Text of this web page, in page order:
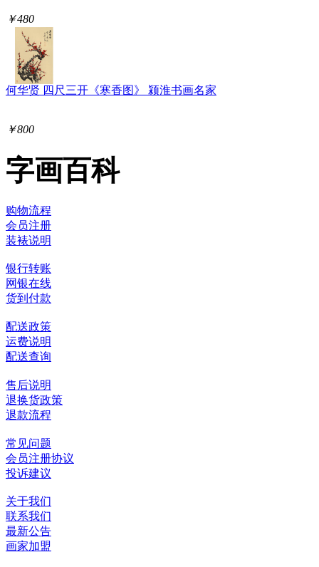
￥480
何华贤 四尺三开《寒香图》 颍淮书画名家
￥800
字画百科
购物流程
会员注册
装裱说明
银行转账
网银在线
货到付款
配送政策
运费说明
配送查询
售后说明
退换货政策
退款流程
常见问题
会员注册协议
投诉建议
关于我们
联系我们
最新公告
画家加盟